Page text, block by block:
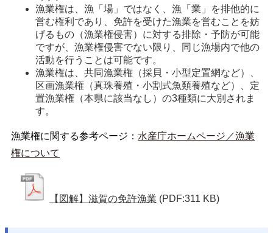
漁業権は、漁「場」ではなく、漁「業」を排他的に
営む権利であり、免許を受けた漁業を営むことを妨
げるもの（漁業権侵害）に対する排除・予防が可能
ですが、漁業権侵害でない限り、同じ漁場内で他の
活動を行うことは可能です。
漁業権は、共同漁業権（採貝・小型定置網など）、
区画漁業権（真珠養殖・小割式魚類養殖など）、定
置漁業権（本県に該当なし）の3種類に大別されま
す。
漁業権に関する参考ページ： 水産庁ホームページ／漁業
権について
【図解】滋賀の免許漁業 (PDF:311 KB)